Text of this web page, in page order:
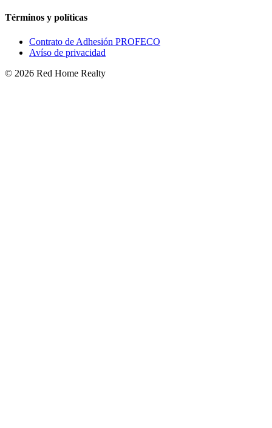
Términos y políticas
Contrato de Adhesión PROFECO
Avíso de privacidad
© 2026 Red Home Realty